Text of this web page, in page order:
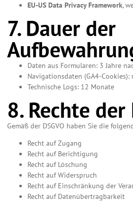
EU-US Data Privacy Framework,
7. Dauer der
Daten aus Formularen: 3 Jahre
Navigationsdaten (GA4-
Technische Logs: 12 Monate
8. Rechte
Gemäß der DSGVO haben Sie die
Recht auf Zugang
Recht auf Berichtigung
Recht auf Löschung
Recht auf Widerspruch
Recht auf Einschränkung der
Recht auf Datenübertragbarkeit